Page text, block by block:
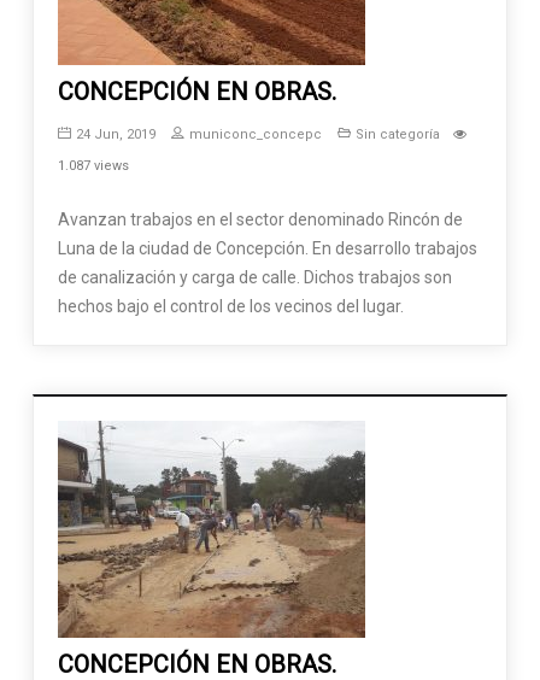
CONCEPCIÓN EN OBRAS.
24 Jun, 2019 municonc_concepc
Sin categoría
1.087 views
Avanzan trabajos en el sector denominado Rincón de
Luna de la ciudad de Concepción. En desarrollo trabajos
de canalización y carga de calle. Dichos trabajos son
hechos bajo el control de los vecinos del lugar.
CONCEPCIÓN EN OBRAS.